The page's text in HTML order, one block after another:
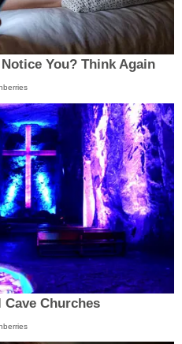
You? Think Again
Churches